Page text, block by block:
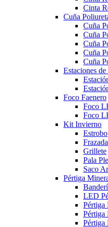
Cinta
Cuña
Cuña
Cuña
Cuña
Cuña
Cuña
Estaciones
Foco Faenero
Foco
Foco
Kit Invierno
Estrobo
Frazada
Grillete
Pala
Saco
Pértiga
LED
Pértiga
Pértiga
Pértiga